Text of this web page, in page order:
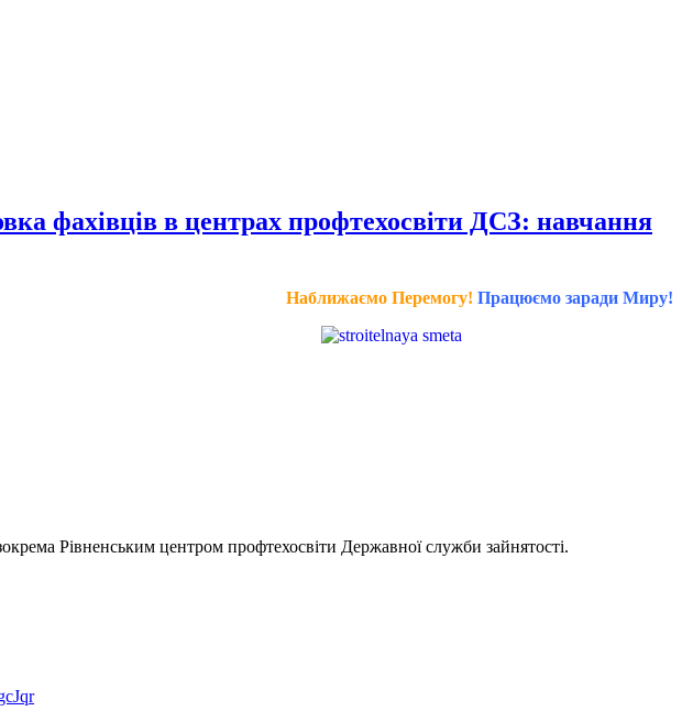
фахівців в центрах профтехосвіти ДСЗ: навчання
Наближаємо Перемогу! Працюємо заради Миру!
Рівненським центром профтехосвіти Державної служби зайнятості.